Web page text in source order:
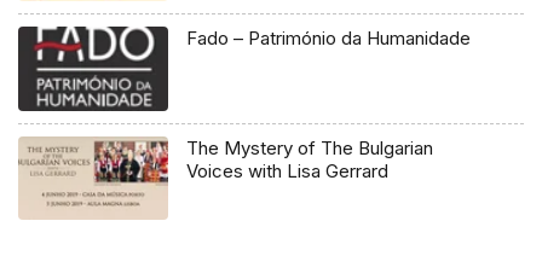
Fado – Património da Humanidade
The Mystery of The Bulgarian
Voices with Lisa Gerrard